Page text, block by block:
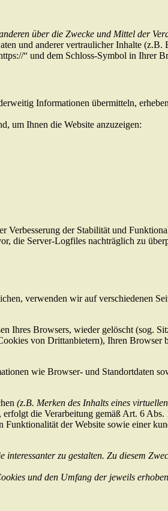
über die Zwecke und Mittel der
und anderer vertraulicher Inhalte
“ und dem Schloss-Symbol in Ihrer
Informationen übermitteln,
um Ihnen die Website anzuzeigen:
der Stabilität und
die Server-Logfiles nachträglich zu
verwenden wir auf verschiedenen
Ihres Browsers, wieder gelöscht (sog.
von Drittanbietern), Ihren Browser
wie Browser- und Standortdaten
(z.B. Merken des Inhalts eines
die Verarbeitung gemäß Art. 6
der Website sowie einer
zu gestalten. Zu diesem
und den Umfang der jeweils